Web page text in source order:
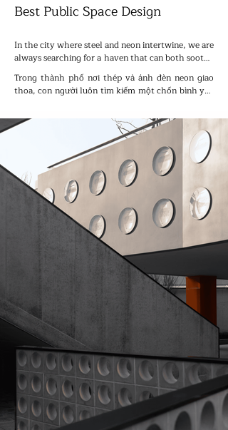
Best Public Space Design
In the city where steel and neon intertwine, we are
always searching for a haven that can both soothe
our souls and touch the flames. The fourth phase
of Hui Street, Hui Xidi, takes its inspiration from
the "Peach Blossom Spring" described by Tao
with modern commerce, creating an "Urban
Utopia that can breathe".
Trong thành phố nơi thép và ánh đèn neon giao
thoa, con người luôn tìm kiếm một chốn bình yên
tại. Giai đoạn thứ tư của Hui Street, Hui Xidi lấy
cảm hứng từ “Suối hoa đào” trong tác phẩm của
Tao Yuanming, khéo léo kết hợp thi ca tự nhiên
với thương mại hiện đại, tạo nên một “Thiên
đường đô thị biết thở”.